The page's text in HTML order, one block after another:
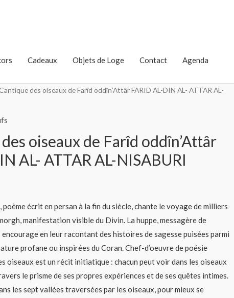
Cadeaux Objets de Loge Contact Agenda
des oiseaux de Farîd oddîn’Attâr FARID AL-DIN AL- ATTAR AL-
oiseaux de Farîd oddîn’Attâr
AL- ATTAR AL-NISABURI
poème écrit en persan à la fin du siècle, chante le voyage de milliers
manifestation visible du Divin. La huppe, messagère de
encourage en leur racontant des histoires de sagesse puisées parmi
profane ou inspirées du Coran. Chef-d’oeuvre de poésie
oiseaux est un récit initiatique : chacun peut voir dans les oiseaux
le prisme de ses propres expériences et de ses quêtes intimes.
les sept vallées traversées par les oiseaux, pour mieux se